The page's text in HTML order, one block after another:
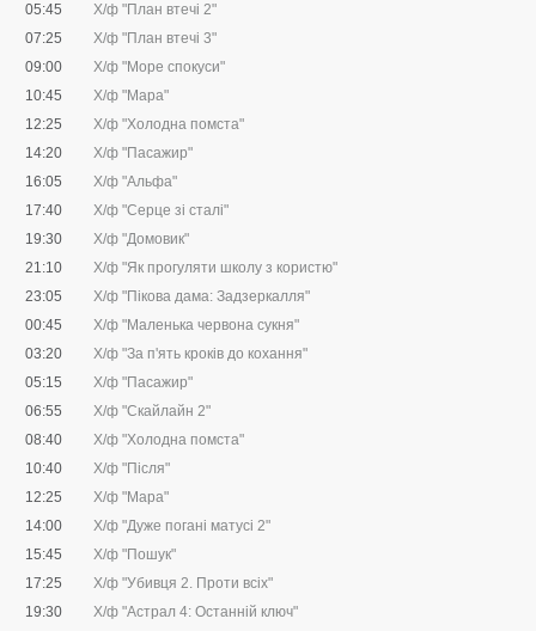
05:45
Х/ф "План втечі 2"
07:25
Х/ф "План втечі 3"
09:00
Х/ф "Море спокуси"
10:45
Х/ф "Мара"
12:25
Х/ф "Холодна помста"
14:20
Х/ф "Пасажир"
16:05
Х/ф "Альфа"
17:40
Х/ф "Серце зі сталі"
19:30
Х/ф "Домовик"
21:10
Х/ф "Як прогуляти школу з користю"
23:05
Х/ф "Пікова дама: Задзеркалля"
00:45
Х/ф "Маленька червона сукня"
03:20
Х/ф "За п'ять кроків до кохання"
05:15
Х/ф "Пасажир"
06:55
Х/ф "Скайлайн 2"
08:40
Х/ф "Холодна помста"
10:40
Х/ф "Після"
12:25
Х/ф "Мара"
14:00
Х/ф "Дуже погані матусі 2"
15:45
Х/ф "Пошук"
17:25
Х/ф "Убивця 2. Проти всіх"
19:30
Х/ф "Астрал 4: Останній ключ"